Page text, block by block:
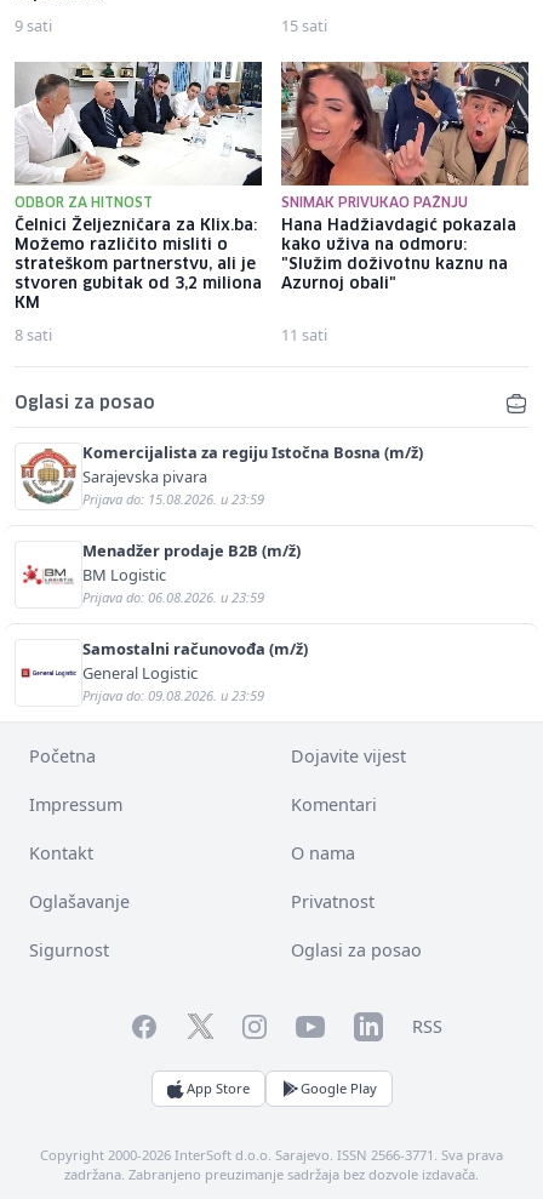
9 sati 15 sati
ODBOR ZA HITNOST
Čelnici Željezničara za Klix.ba:
Možemo različito misliti o
strateškom partnerstvu, ali je
stvoren gubitak od 3,2 miliona
KM
8 sati
SNIMAK PRIVUKAO PAŽNJU
Hana Hadžiavdagić pokazala
kako uživa na odmoru:
"Služim doživotnu kaznu na
Azurnoj obali"
11 sati
Oglasi za posao
Komercijalista za regiju Istočna Bosna (m/ž)
Sarajevska pivara
Prijava do: 15.08.2026. u 23:59
Menadžer prodaje B2B (m/ž)
BM Logistic
Prijava do: 06.08.2026. u 23:59
Samostalni računovođa (m/ž)
General Logistic
Prijava do: 09.08.2026. u 23:59
Početna Dojavite vijest
Impressum Komentari
Kontakt O nama
Oglašavanje Privatnost
Sigurnost Oglasi za posao
FacebookTwitterInstagramYouTubeLinkedInRSS
App Store Google Play
Copyright 2000-2026 InterSoft d.o.o. Sarajevo. ISSN 2566-3771. Sva prava
zadržana. Zabranjeno preuzimanje sadržaja bez dozvole izdavača.